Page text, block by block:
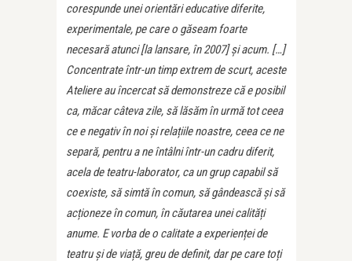
corespunde unei orientări educative diferite,
experimentale, pe care o găseam foarte
necesară atunci [la lansare, în 2007]și acum. […]
Concentrate într-un timp extrem de scurt, aceste
Ateliere au încercat să demonstreze că e posibil
ca, măcar câteva zile, să lăsăm în urmă tot ceea
ce e negativ în noi și relațiile noastre, ceea ce ne
separă, pentru a ne întâlni într-un cadru diferit,
acela de teatru-laborator, ca un grup capabil să
coexiste, să simtă în comun, să gândească și să
acționeze în comun, în căutarea unei calități
anume. E vorba de o calitate a experienței de
teatru și de viață, greu de definit, dar pe care toți